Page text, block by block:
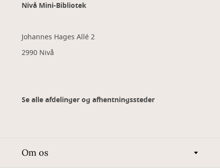
Nivå Mini-Bibliotek
Johannes Hages Allé 2
2990 Nivå
Se alle afdelinger og afhentningssteder
Om os